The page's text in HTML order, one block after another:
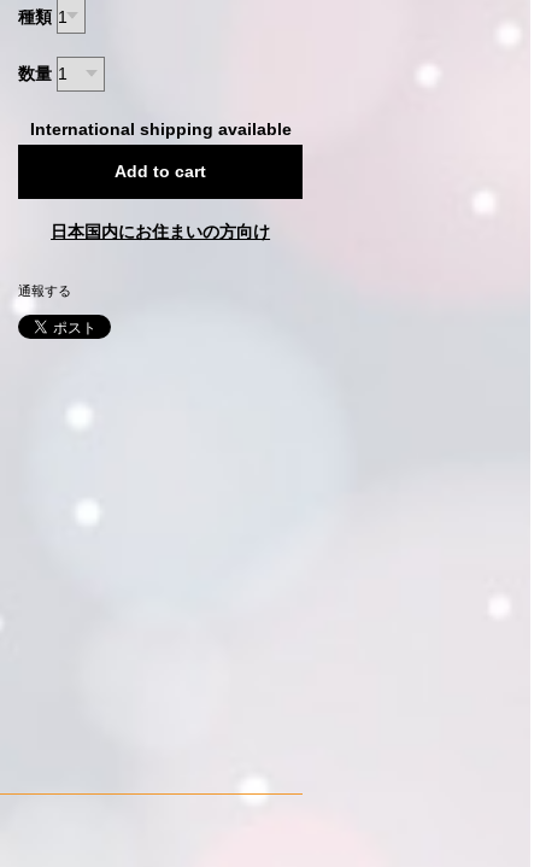
種類
数量
International shipping available
Add to cart
日本国内にお住まいの方向け
通報する